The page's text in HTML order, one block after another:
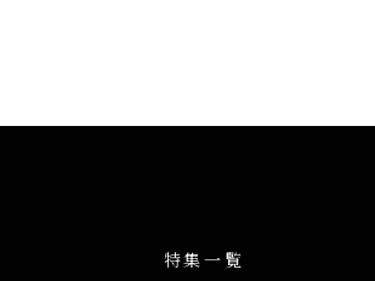
特集一覧